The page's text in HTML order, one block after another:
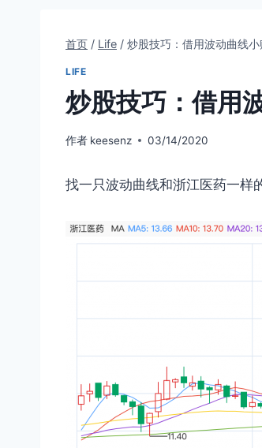
首页 / Life / 炒股技巧：借用波动曲线
LIFE
炒股技巧：借用
作者 keesenz 03/14/2020
找一只波动曲线和浙江医药一样